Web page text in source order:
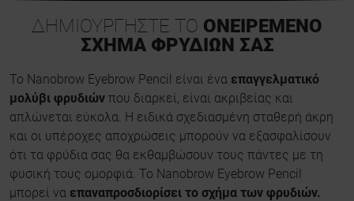
ΔΗΜΙΟΥΡΓΉΣΤΕ ΤΟ ΟΝΕΙΡΕΜΈΝΟ
ΣΧΉΜΑ ΦΡΥΔΙΏΝ ΣΑΣ
Το Nanobrow Eyebrow Pencil είναι ένα επαγγελματικό
μολύβι φρυδιών που διαρκεί, είναι ακριβείας και
απλώνεται εύκολα. Η ειδικά σχεδιασμένη σταθερή άκρη
και οι υπέροχες αποχρώσεις μπορούν να εξασφαλίσουν
ότι τα φρύδια σας θα εκθαμβώσουν τους πάντες με τη
φυσική τους ομορφιά. Το Nanobrow Eyebrow Pencil
μπορεί να επαναπροσδιορίσει το σχήμα των φρυδιών.